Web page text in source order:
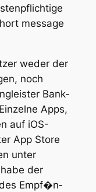
message
weder der
noch
Bank­
Apps,
auf iOS-
App Store
unter
der
des Empf�n­